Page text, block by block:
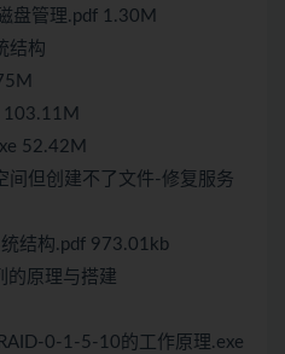
盘管理.pdf 1.30M
结构
103.11M
52.42M
但创建不了文件-修复服务
结构.pdf 973.01kb
的原理与搭建
0-1-5-10的工作原理.exe